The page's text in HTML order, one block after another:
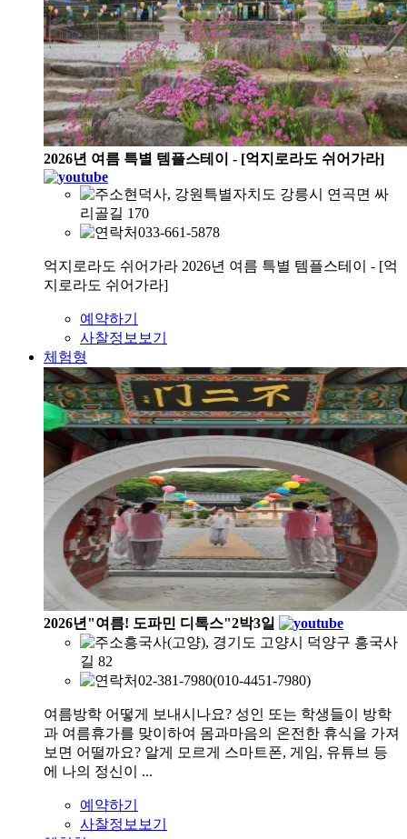
2026년 여름 특별 템플스테이 - [억지로라도 쉬어가라]
현덕사, 강원특별자치도 강릉시 연곡면 싸
리골길 170
033-661-5878
억지로라도 쉬어가라 2026년 여름 특별 템플스테이 - [억
지로라도 쉬어가라]
예약하기
사찰정보보기
체험형
2026년"여름! 도파민 디톡스"2박3일
흥국사(고양), 경기도 고양시 덕양구 흥국사
길 82
02-381-7980(010-4451-7980)
여름방학 어떻게 보내시나요? 성인 또는 학생들이 방학
과 여름휴가를 맞이하여 몸과마음의 온전한 휴식을 가져
보면 어떨까요? 알게 모르게 스마트폰, 게임, 유튜브 등
에 나의 정신이 ...
예약하기
사찰정보보기